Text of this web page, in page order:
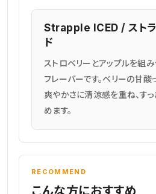
Strapple ICED / ストラ
ド
ストロベリーとアップルを組
フレーバーです。ベリーの甘酸
爽やかさに清涼感を重ね、す
めます。
RECOMMEND
こんな方におすすめ